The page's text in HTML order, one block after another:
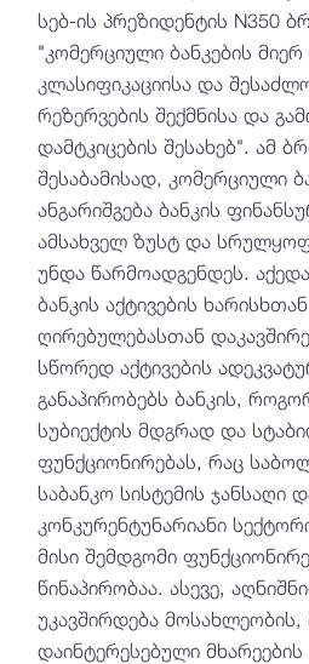
სებ-ის პრეზიდენტის N350
"კომერციული ბანკების მიერ
კლასიფიკაციისა და
რეზერვების შექმნისა და
დამტკიცების შესახებ". ამ
შესაბამისად, კომერციული
ანგარიშგება ბანკის
ამსახველ ზუსტ და
უნდა წარმოადგენდეს.
ბანკის აქტივების
ღირებულებასთან
სწორედ აქტივების
განაპირობებს ბანკის,
სუბიექტის მდგრად და
ფუნქციონირებას, რაც
საბანკო სისტემის ჯანსაღი
კონკურენტუნარიანი
მისი შემდგომი
წინაპირობაა. ასევე,
უკავშირდება მოსახლეობის,
დაინტერესებული